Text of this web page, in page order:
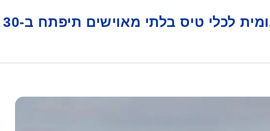
הועידה הבינלאומית לכלי טיס בלתי מאוישים תיפתח ב-30